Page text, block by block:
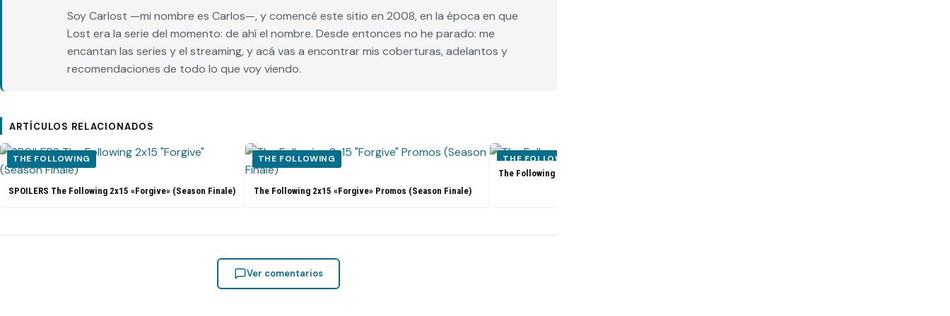
Soy Carlost —mi nombre es Carlos—, y comencé este sitio en 2008, en la época en que
Lost era la serie del momento: de ahí el nombre. Desde entonces no he parado: me
encantan las series y el streaming, y acá vas a encontrar mis coberturas, adelantos y
recomendaciones de todo lo que voy viendo.
ARTÍCULOS RELACIONADOS
THE FOLLOWING
SPOILERS The Following 2x15 «Forgive» (Season Finale)
THE FOLLOWING
The Following 2x15 «Forgive» Promos (Season Finale)
THE FOLLOWING
The Following 2x14 «Silence» Promo
Ver comentarios